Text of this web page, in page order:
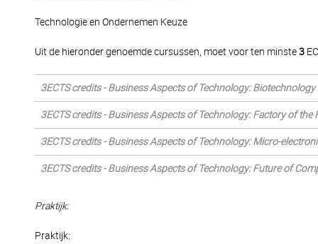
Technologie en Ondernemen Keuze
Uit de hieronder genoemde cursussen, moet voor ten minste3
3ECTS credits - Business Aspects of Technology: Biotechnology
3ECTS credits - Business Aspects of Technology: Factory of the
3ECTS credits - Business Aspects of Technology: Micro-
3ECTS credits - Business Aspects of Technology: Future of
Praktijk:
Praktijk: